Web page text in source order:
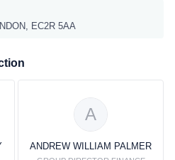
EC2R 5AA
A
ANDREW WILLIAM PALMER